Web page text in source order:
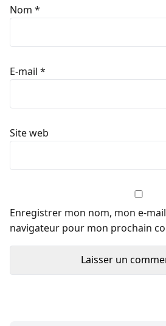
Nom *
E-mail *
Site web
Enregistrer mon nom, mon e-
navigateur pour mon prochain